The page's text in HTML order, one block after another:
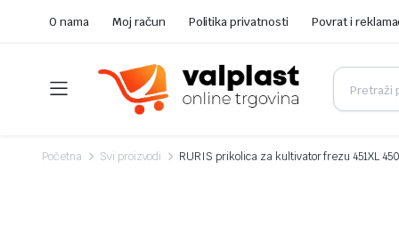
O nama Moj račun Politika privatnosti Povrat i
Početna Svi proizvodi RURIS prikolica za kultivator frezu 451XL